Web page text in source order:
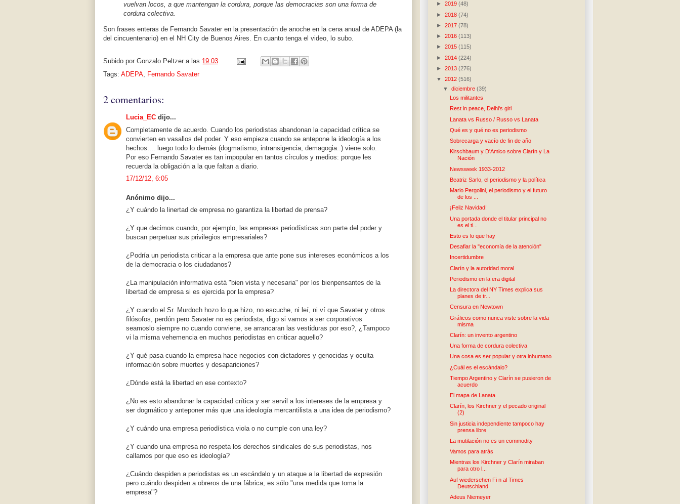
vuelvan locos, a que mantengan la cordura, porque las democracias son una forma de
cordura colectiva.
Son frases enteras de Fernando Savater en la presentación de anoche en la cena anual de ADEPA (la
del cincuentenario) en el NH City de Buenos Aires. En cuanto tenga el video, lo subo.
Subido por Gonzalo Peltzer a las 19:03
Tags: ADEPA, Fernando Savater
2 comentarios:
Lucia_EC dijo...
Completamente de acuerdo. Cuando los periodistas abandonan la capacidad crítica se
convierten en vasallos del poder. Y eso empieza cuando se antepone la ideología a los
hechos.... luego todo lo demás (dogmatismo, intransigencia, demagogia..) viene solo.
Por eso Fernando Savater es tan impopular en tantos círculos y medios: porque les
recuerda la obligación a la que faltan a diario.
17/12/12, 6:05
Anónimo dijo...
¿Y cuándo la linertad de empresa no garantiza la libertad de prensa?
¿Y que decimos cuando, por ejemplo, las empresas periodísticas son parte del poder y
buscan perpetuar sus privilegios empresariales?
¿Podría un periodista criticar a la empresa que ante pone sus intereses económicos a los
de la democracia o los ciudadanos?
¿La manipulación informativa está "bien vista y necesaria" por los bienpensantes de la
libertad de empresa si es ejercida por la empresa?
¿Y cuando el Sr. Murdoch hozo lo que hizo, no escuche, ni leí, ni ví que Savater y otros
filósofos, perdón pero Savater no es periodista, digo si vamos a ser corporativos
seamoslo siempre no cuando conviene, se arrancaran las vestiduras por eso?, ¿Tampoco
vi la misma vehemencia en muchos periodistas en criticar aquello?
¿Y qué pasa cuando la empresa hace negocios con dictadores y genocidas y oculta
información sobre muertes y desapariciones?
¿Dónde está la libertad en ese contexto?
¿No es esto abandonar la capacidad crítica y ser servil a los intereses de la empresa y
ser dogmático y anteponer más que una ideología mercantilista a una idea de periodismo?
¿Y cuándo una empresa periodística viola o no cumple con una ley?
¿Y cuando una empresa no respeta los derechos sindicales de sus periodistas, nos
callamos por que eso es ideología?
¿Cuándo despiden a periodistas es un escándalo y un ataque a la libertad de expresión
pero cuándo despiden a obreros de una fábrica, es sólo "una medida que toma la
empresa"?
► 2019 (48)
► 2018 (74)
► 2017 (78)
► 2016 (113)
► 2015 (115)
► 2014 (224)
► 2013 (276)
▼ 2012 (516)
▼diciembre(39)
Los militantes
Rest in peace, Delhi's girl
Lanata vs Russo / Russo vs Lanata
Qué es y qué no es periodismo
Sobrecarga y vacío de fin de año
Kirschbaum y D'Amico sobre Clarín y La
Nación
Newsweek 1933-2012
Beatriz Sarlo, el periodismo y la política
Mario Pergolini, el periodismo y el futuro
de los ...
¡Feliz Navidad!
Una portada donde el titular principal no
es el ti...
Esto es lo que hay
Desafiar la "economía de la atención"
Incertidumbre
Clarín y la autoridad moral
Periodismo en la era digital
La directora del NY Times explica sus
planes de tr...
Censura en Newtown
Gráficos como nunca viste sobre la vida
misma
Clarín: un invento argentino
Una forma de cordura colectiva
Una cosa es ser popular y otra inhumano
¿Cuál es el escándalo?
Tiempo Argentino y Clarín se pusieron de
acuerdo
El mapa de Lanata
Clarín, los Kirchner y el pecado original
(2)
Sin justicia independiente tampoco hay
prensa libre
La mutilación no es un commodity
Vamos para atrás
Mientras los Kirchner y Clarín miraban
para otro l...
Auf wiedersehen Fi n al Times
Deutschland
Adeus Niemeyer